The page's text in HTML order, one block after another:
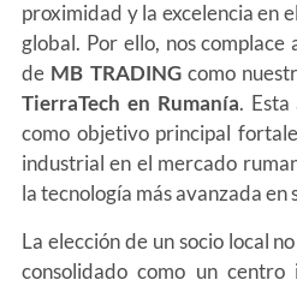
proximidad y la excelencia en
global. Por ello, nos
de MB TRADINGcomo
TierraTech en Rumanía.
como objetivo principal
industrial en el mercado
la tecnología más avanzada en
La elección de un socio local
consolidado como un